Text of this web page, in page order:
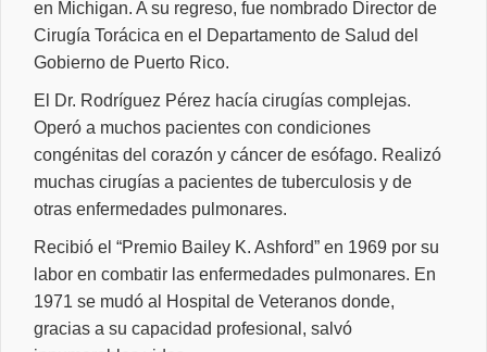
en Michigan. A su regreso, fue nombrado Director de
Cirugía Torácica en el Departamento de Salud del
Gobierno de Puerto Rico.
El Dr. Rodríguez Pérez hacía cirugías complejas.
Operó a muchos pacientes con condiciones
congénitas del corazón y cáncer de esófago. Realizó
muchas cirugías a pacientes de tuberculosis y de
otras enfermedades pulmonares.
Recibió el “Premio Bailey K. Ashford” en 1969 por su
labor en combatir las enfermedades pulmonares. En
1971 se mudó al Hospital de Veteranos donde,
gracias a su capacidad profesional, salvó